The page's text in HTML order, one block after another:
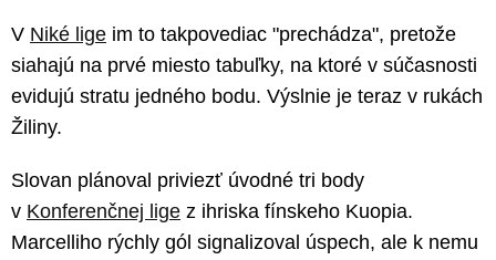
V Niké lige im to takpovediac "prechádza", pretože
siahajú na prvé miesto tabuľky, na ktoré v súčasnosti
evidujú stratu jedného bodu. Výslnie je teraz v rukách
Žiliny.
Slovan plánoval priviezť úvodné tri body
v Konferenčnej lige z ihriska fínskeho Kuopia.
Marcelliho rýchly gól signalizoval úspech, ale k nemu